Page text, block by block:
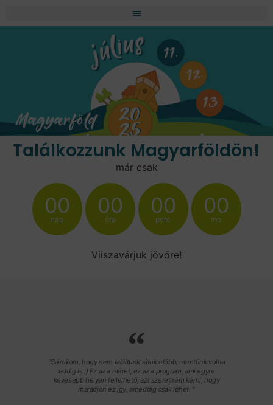
Találkozzunk Magyarföldön!
már csak
00
nap
00
óra
00
perc
00
mp
Viiszavárjuk jövőre!
"Sajnálom, hogy nem találtunk rátok előbb, mentünk volna
eddig is :) Ez az a méret, ez az a program, ami egyre
kevesebb helyen fellelhető, azt szeretném kérni, hogy
maradjon ez így, ameddig csak lehet. "